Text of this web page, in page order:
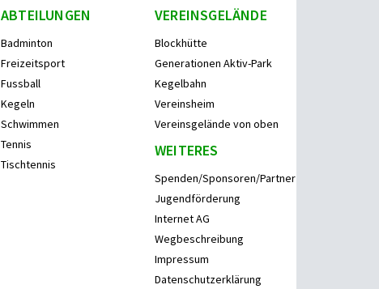
ABTEILUNGEN
Badminton
Freizeitsport
Fussball
Kegeln
Schwimmen
Tennis
Tischtennis
VEREINSGELÄNDE
Blockhütte
Generationen Aktiv-Park
Kegelbahn
Vereinsheim
Vereinsgelände von oben
WEITERES
Spenden/Sponsoren/Partner
Jugendförderung
Internet AG
Wegbeschreibung
Impressum
Datenschutzerklärung